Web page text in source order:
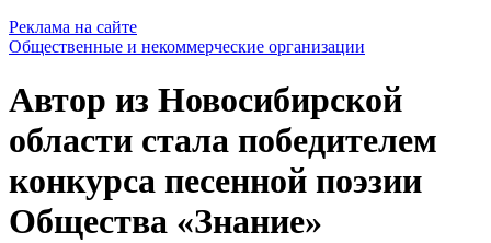
Реклама на сайте
Общественные и некоммерческие организации
Автор из Новосибирской
области стала победителем
конкурса песенной поэзии
Общества «Знание»